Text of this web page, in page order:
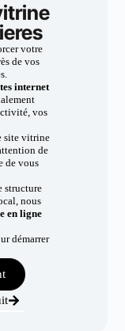
votre
de vos
internet
vos
site vitrine
de
de vous
structure
nous
en ligne
démarrer